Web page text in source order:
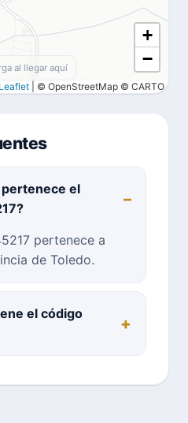
+
−
Leaflet © OpenStreetMap © CARTO
al llegar aquí
el
pertenece a
de Toledo.
el código